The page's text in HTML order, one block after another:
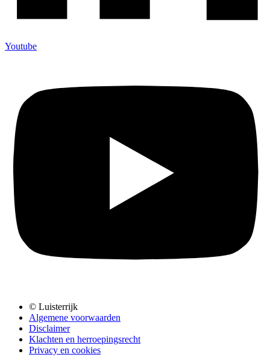
Youtube
© Luisterrijk
Algemene voorwaarden
Disclaimer
Klachten en herroepingsrecht
Privacy en cookies